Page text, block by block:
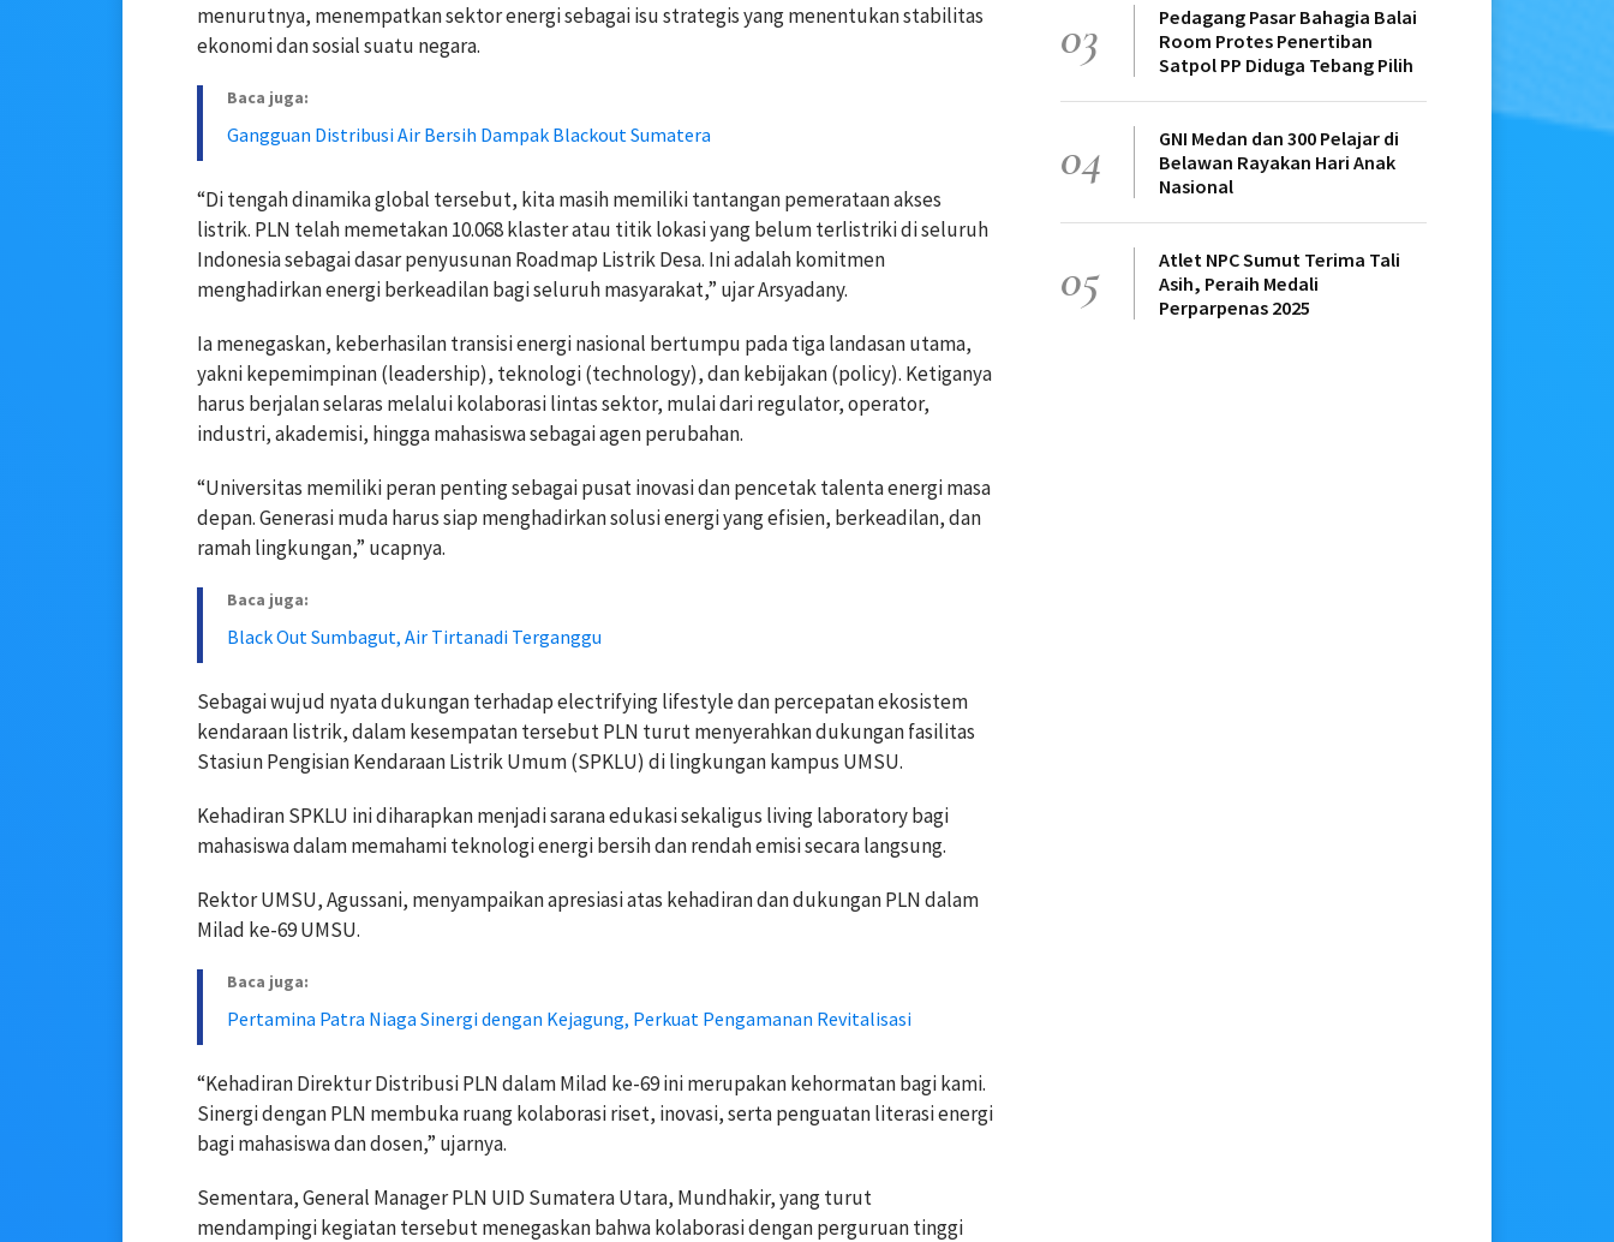
menurutnya, menempatkan sektor energi sebagai isu strategis yang menentukan stabilitas
ekonomi dan sosial suatu negara.
Baca juga:
Gangguan Distribusi Air Bersih Dampak Blackout Sumatera
“Di tengah dinamika global tersebut, kita masih memiliki tantangan pemerataan akses
listrik. PLN telah memetakan 10.068 klaster atau titik lokasi yang belum terlistriki di seluruh
Indonesia sebagai dasar penyusunan Roadmap Listrik Desa. Ini adalah komitmen
menghadirkan energi berkeadilan bagi seluruh masyarakat,” ujar Arsyadany.
Ia menegaskan, keberhasilan transisi energi nasional bertumpu pada tiga landasan utama,
yakni kepemimpinan (leadership), teknologi (technology), dan kebijakan (policy). Ketiganya
harus berjalan selaras melalui kolaborasi lintas sektor, mulai dari regulator, operator,
industri, akademisi, hingga mahasiswa sebagai agen perubahan.
“Universitas memiliki peran penting sebagai pusat inovasi dan pencetak talenta energi masa
depan. Generasi muda harus siap menghadirkan solusi energi yang efisien, berkeadilan, dan
ramah lingkungan,” ucapnya.
Baca juga:
Black Out Sumbagut, Air Tirtanadi Terganggu
Sebagai wujud nyata dukungan terhadap electrifying lifestyle dan percepatan ekosistem
kendaraan listrik, dalam kesempatan tersebut PLN turut menyerahkan dukungan fasilitas
Stasiun Pengisian Kendaraan Listrik Umum (SPKLU) di lingkungan kampus UMSU.
Kehadiran SPKLU ini diharapkan menjadi sarana edukasi sekaligus living laboratory bagi
mahasiswa dalam memahami teknologi energi bersih dan rendah emisi secara langsung.
Rektor UMSU, Agussani, menyampaikan apresiasi atas kehadiran dan dukungan PLN dalam
Milad ke-69 UMSU.
Baca juga:
Pertamina Patra Niaga Sinergi dengan Kejagung, Perkuat Pengamanan Revitalisasi
“Kehadiran Direktur Distribusi PLN dalam Milad ke-69 ini merupakan kehormatan bagi kami.
Sinergi dengan PLN membuka ruang kolaborasi riset, inovasi, serta penguatan literasi energi
bagi mahasiswa dan dosen,” ujarnya.
Sementara, General Manager PLN UID Sumatera Utara, Mundhakir, yang turut
mendampingi kegiatan tersebut menegaskan bahwa kolaborasi dengan perguruan tinggi
03
Pedagang Pasar Bahagia Balai
Room Protes Penertiban
Satpol PP Diduga Tebang Pilih
04
GNI Medan dan 300 Pelajar di
Belawan Rayakan Hari Anak
Nasional
05
Atlet NPC Sumut Terima Tali
Asih, Peraih Medali
Perparpenas 2025